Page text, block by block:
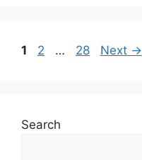
Page
1 Page
2 … Page
28 Next →
Search